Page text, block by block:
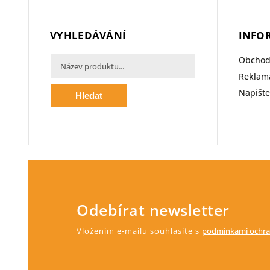
Odebírat newsletter
Vložením e-mailu souhlasíte s podmínkami
VYHLEDÁVÁNÍ
Hledat